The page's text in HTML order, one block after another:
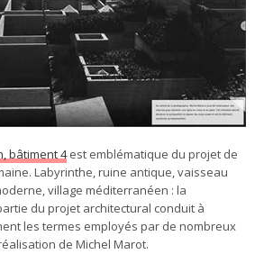
bâtiment 4est emblématique du projet de
Labyrinthe, ruine antique, vaisseau
village méditerranéen : la
du projet architectural conduit à
les termes employés par de nombreux
de Michel Marot.